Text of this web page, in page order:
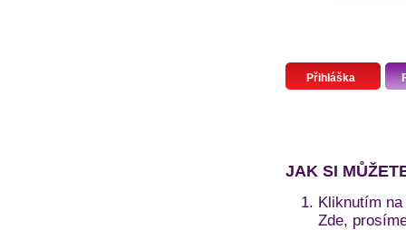
Přihláška
JAK SI
Kliknutím
Zde,